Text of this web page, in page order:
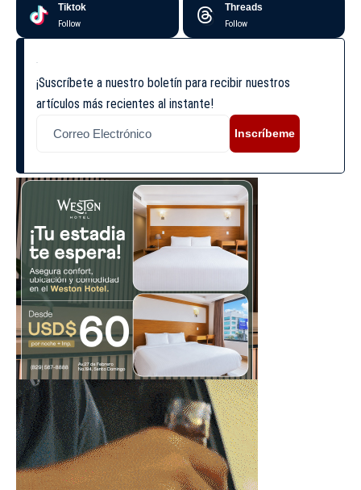
Tiktok
Follow
Threads
Follow
¡Suscríbete a nuestro boletín para recibir nuestros
artículos más recientes al instante!
Inscríbeme